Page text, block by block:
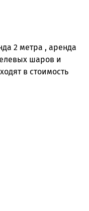
2 метра , аренда
шаров и
в стоимость